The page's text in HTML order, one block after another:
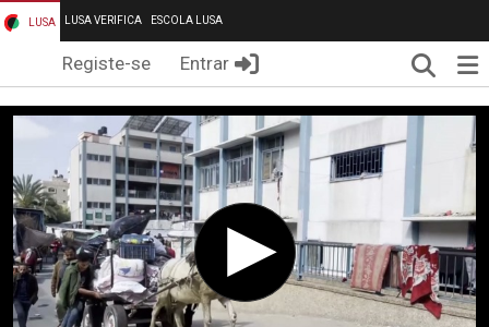
LUSA LUSA VERIFICA ESCOLA LUSA
Registe-se Entrar